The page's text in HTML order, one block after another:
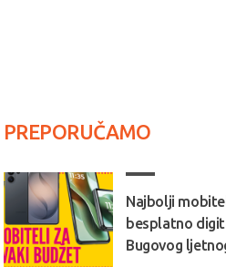
PREPORUČAMO
Najbolji
besplatno
Bugovog